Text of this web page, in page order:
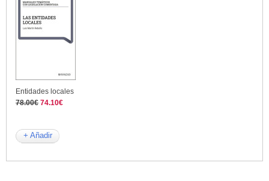
Entidades locales
78.00€ 74.10€
+ Añadir